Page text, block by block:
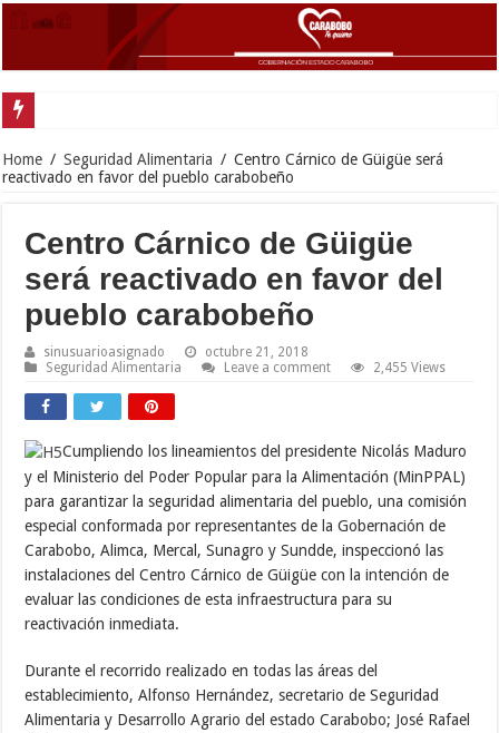
Home / Seguridad Alimentaria / Centro Cárnico de Güigüe será
reactivado en favor del pueblo carabobeño
Centro Cárnico de Güigüe
será reactivado en favor del
pueblo carabobeño
sinusuarioasignado
octubre 21, 2018
Seguridad Alimentaria
Leave a comment 2,455 Views
Cumpliendo los lineamientos del presidente Nicolás Maduro
y el Ministerio del Poder Popular para la Alimentación (MinPPAL)
para garantizar la seguridad alimentaria del pueblo, una comisión
especial conformada por representantes de la Gobernación de
Carabobo, Alimca, Mercal, Sunagro y Sundde, inspeccionó las
instalaciones del Centro Cárnico de Güigüe con la intención de
evaluar las condiciones de esta infraestructura para su
reactivación inmediata.
Durante el recorrido realizado en todas las áreas del
establecimiento, Alfonso Hernández, secretario de Seguridad
Alimentaria y Desarrollo Agrario del estado Carabobo; José Rafael